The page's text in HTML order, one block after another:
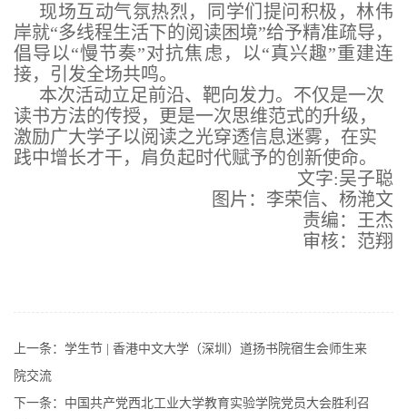
现场互动气氛热烈，同学们提问积极，林伟
岸就“多线程生活下的阅读困境”给予精准疏导，
倡导以“慢节奏”对抗焦虑，以“真兴趣”重建连
接，引发全场共鸣。
本次活动立足前沿、靶向发力。不仅是一次
读书方法的传授，更是一次思维范式的升级，
激励广大学子以阅读之光穿透信息迷雾，在实
践中增长才干，肩负起时代赋予的创新使命。
文字:吴子聪
图片：李荣信、杨滟文
责编：王杰
审核：范翔
上一条： 学生节 | 香港中文大学（深圳）道扬书院宿生会师生来
院交流
下一条： 中国共产党西北工业大学教育实验学院党员大会胜利召